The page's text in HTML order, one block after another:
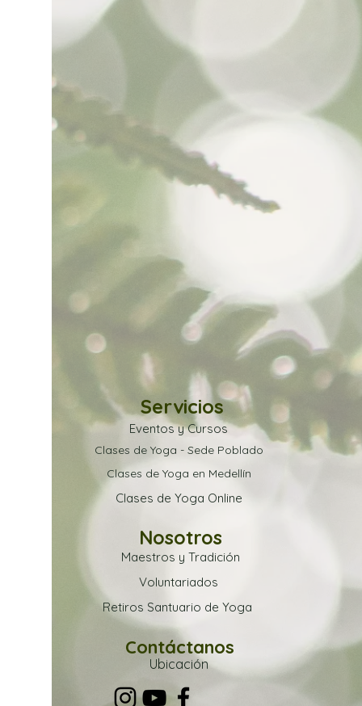
Servicios
Nosotros
Contáctanos
Eventos y Cursos
Clases de Yoga - Sede Poblado
Clases de Yoga en Medellín
Clases de Yoga Online
Maestros y Tradición
Voluntariados
Retiros Santuario de Yoga
Ubicación